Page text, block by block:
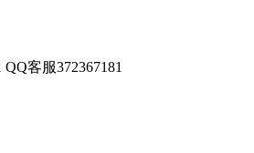
QQ客服372367181